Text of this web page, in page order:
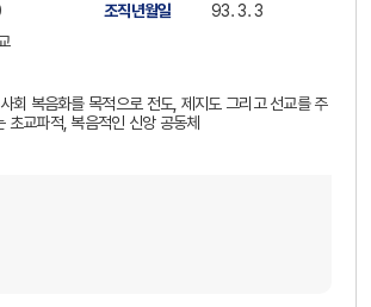
조직년월일
93. 3. 3
회 복음화를 목적으로 전도, 제지도 그리고 선교를 주
초교파적, 복음적인 신앙 공동체